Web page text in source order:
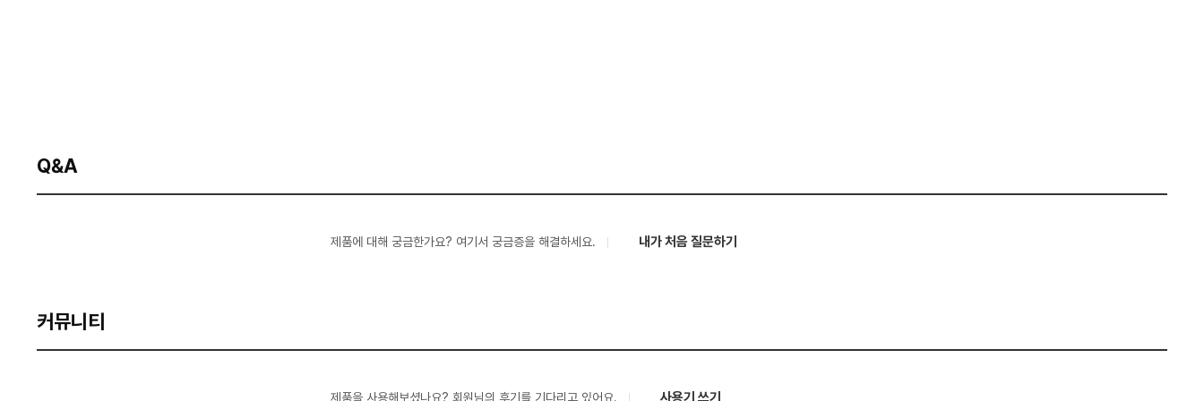
Q&A
제품에 대해 궁금한가요? 여기서 궁금증을 해결하세요. 내가 처음 질문하기
커뮤니티
제품을 사용해보셨나요? 회원님의 후기를 기다리고 있어요. 사용기 쓰기